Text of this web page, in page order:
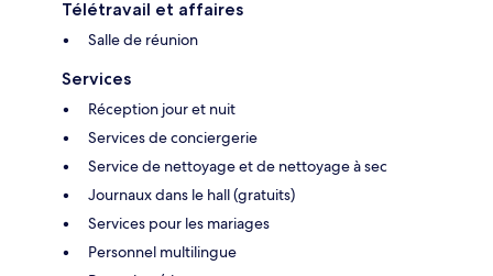
Télétravail et affaires
Salle de réunion
Services
Réception jour et nuit
Services de conciergerie
Service de nettoyage et de nettoyage à sec
Journaux dans le hall (gratuits)
Services pour les mariages
Personnel multilingue